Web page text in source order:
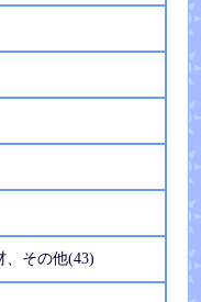
、その他(43)